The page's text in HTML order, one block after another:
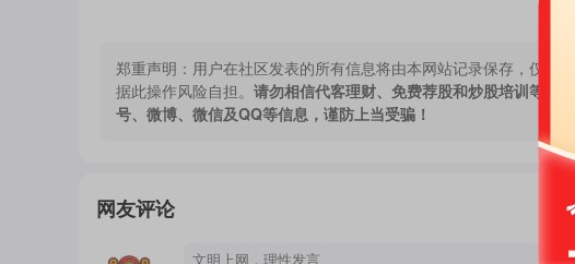
郑重声明： 用户在社区发表的所有信息将由本网站记录保存，仅代
据此操作风险自担。 请勿相信代客理财、免费荐股和炒股培训等宣
号、微博、微信及QQ等信息，谨防上当受骗！
网友评论